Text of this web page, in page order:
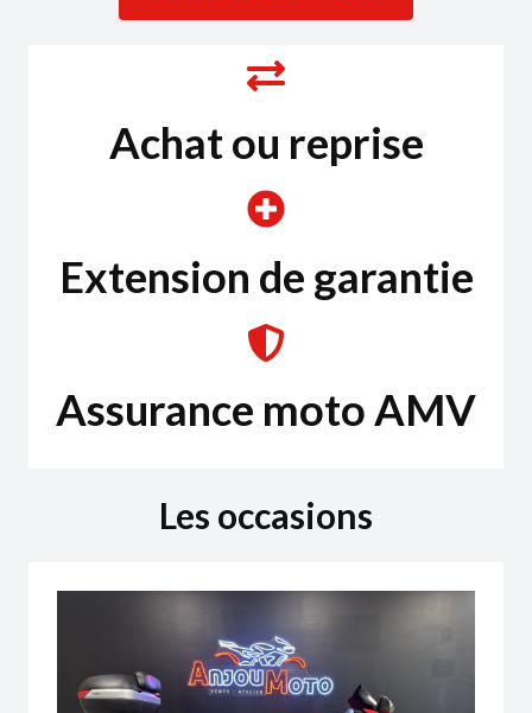
Achat ou reprise
Extension de garantie
Assurance moto AMV
Les occasions